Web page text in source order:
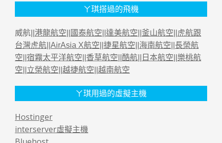
ㄚ琪搭過的飛機
威航|| 港龍航空 國泰航空 達美航空 釜山航空
虎航跟
台灣虎航 AirAsia X航空 捷星航空 海南航空 長榮航
空 宿霧太平洋航空 香草航空 酷航 日本航空 樂桃航
空 立榮航空 越捷航空 越南航空
ㄚ琪用過的虛擬主機
Hostinger
interserver虛擬主機